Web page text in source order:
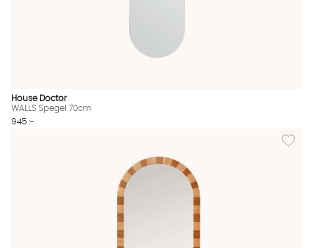
House Doctor
WALLS Spegel 70cm
945 :-
Lägg